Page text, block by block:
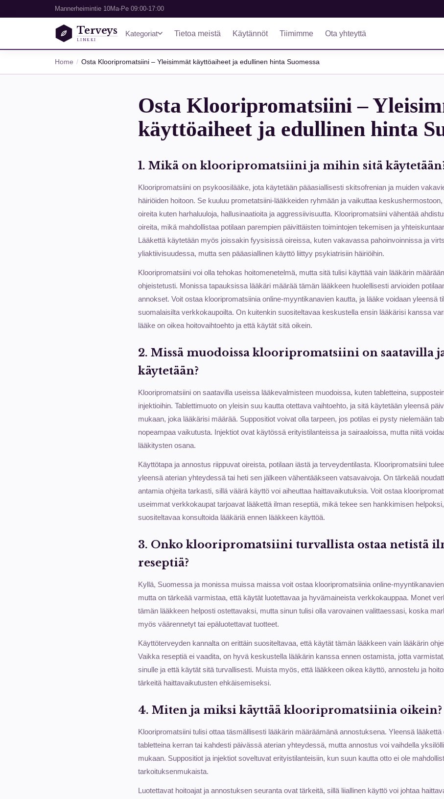
Mannerheimintie 10Ma-Pe 09:00-17:00
Terveys
LINKKI
Kategoriat Tietoa meistä Käytännöt Tiimimme Ota yhteyttä
Home Osta Klooripromatsiini – Yleisimmät käyttöaiheet ja edullinen hinta Suomessa
Osta Klooripromatsiini –
käyttöaiheet ja edullinen hinta
1. Mikä on klooripromatsiini ja mihin sitä
Klooripromatsiini on psykoosilääke, jota käytetään pääasiallisesti skitsofrenian ja muiden
häiriöiden hoitoon. Se kuuluu prometatsiini-lääkkeiden ryhmään ja vaikuttaa
oireita kuten harhaluuloja, hallusinaatioita ja aggressiivisuutta. Klooripromatsiini vähentää
oireita, mikä mahdollistaa potilaan parempien päivittäisten toimintojen tekemisen ja
Lääkettä käytetään myös joissakin fyysisissä oireissa, kuten vakavassa pahoinvoinnissa ja
yliaktiivisuudessa, mutta sen pääasiallinen käyttö liittyy psykiatrisiin häiriöihin.
Klooripromatsiini voi olla tehokas hoitomenetelmä, mutta sitä tulisi käyttää vain lääkärin
ohjeistetusti. Monissa tapauksissa lääkäri määrää tämän lääkkeen huolellisesti arvioiden
annokset. Voit ostaa klooripromatsiinia online-myyntikanavien kautta, ja lääke voidaan yleensä
suomalaisilta verkkokaupoilta. On kuitenkin suositeltavaa keskustella ensin lääkärisi kanssa
lääke on oikea hoitovaihtoehto ja että käytät sitä oikein.
2. Missä muodoissa klooripromatsiini on saatavilla
käytetään?
Klooripromatsiini on saatavilla useissa lääkevalmisteen muodoissa, kuten tabletteina,
injektioihin. Tablettimuoto on yleisin suu kautta otettava vaihtoehto, ja sitä käytetään yleensä
mukaan, joka lääkärisi määrää. Suppositiot voivat olla tarpeen, jos potilas ei pysty nielemään
nopeampaa vaikutusta. Injektiot ovat käytössä erityistilanteissa ja sairaaloissa, mutta niitä
lääkitysten osana.
Käyttötapa ja annostus riippuvat oireista, potilaan iästä ja terveydentilasta. Klooripromatsiini
yleensä aterian yhteydessä tai heti sen jälkeen vähentääkseen vatsavaivoja. On tärkeää
antamia ohjeita tarkasti, sillä väärä käyttö voi aiheuttaa haittavaikutuksia. Voit ostaa
useimmat verkkokaupat tarjoavat lääkettä ilman reseptiä, mikä tekee sen hankkimisen
suositeltavaa konsultoida lääkäriä ennen lääkkeen käyttöä.
3. Onko klooripromatsiini turvallista ostaa netistä
reseptiä?
Kyllä, Suomessa ja monissa muissa maissa voit ostaa klooripromatsiinia online-
mutta on tärkeää varmistaa, että käytät luotettavaa ja hyvämaineista verkkokauppaa. Monet
tämän lääkkeen helposti ostettavaksi, mutta sinun tulisi olla varovainen valittaessasi, koska
myös väärennetyt tai epäluotettavat tuotteet.
Käyttöterveyden kannalta on erittäin suositeltavaa, että käytät tämän lääkkeen vain lääkärin
Vaikka reseptiä ei vaadita, on hyvä keskustella lääkärin kanssa ennen ostamista, jotta
sinulle ja että käytät sitä turvallisesti. Muista myös, että lääkkeen oikea käyttö, annostelu ja
tärkeitä haittavaikutusten ehkäisemiseksi.
4. Miten ja miksi käyttää klooripromatsiinia oikein?
Klooripromatsiini tulisi ottaa täsmällisesti lääkärin määräämänä annostuksena. Yleensä
tabletteina kerran tai kahdesti päivässä aterian yhteydessä, mutta annostus voi vaihdella
mukaan. Suppositiot ja injektiot soveltuvat erityistilanteisiin, kun suun kautta otto ei ole
tarkoituksenmukaista.
Luotettavat hoitoajat ja annostuksen seuranta ovat tärkeitä, sillä liiallinen käyttö voi johtaa